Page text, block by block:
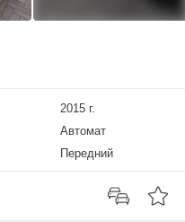
2015 г.
Автомат
Передний